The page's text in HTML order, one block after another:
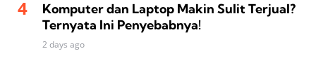
Komputer dan Laptop Makin Sulit Terjual?
Ternyata Ini Penyebabnya!
2 days ago